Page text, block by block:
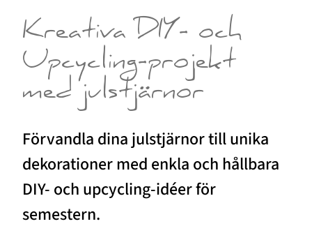
Kreativa DIY- och
Upcycling-projekt
med julstjärnor
Förvandla dina julstjärnor till unika
dekorationer med enkla och hållbara
DIY- och upcycling-idéer för
semestern.